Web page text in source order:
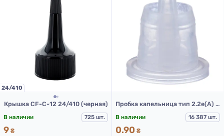
24/410
Крышка CF-C-12 24/410 (черная)
В наличии 725 шт.
9 ₴
Пробка капельница тип 2.2е(А) прозрачная
В наличии 16 387 шт.
0.90 ₴